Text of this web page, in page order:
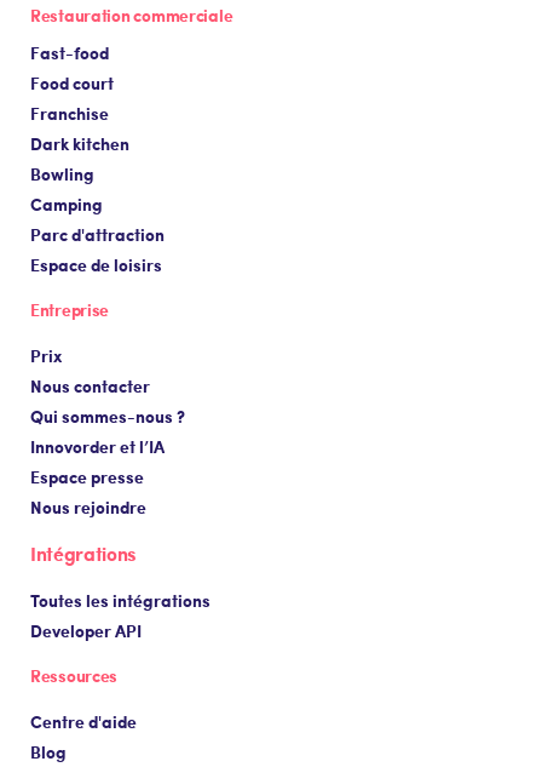
Restauration commerciale
Fast-food
Food court
Franchise
Dark kitchen
Bowling
Camping
Parc d'attraction
Espace de loisirs
Entreprise
Prix
Nous contacter
Qui sommes-nous ?
Innovorder et l’IA
Espace presse
Nous rejoindre
Intégrations
Toutes les intégrations
Developer API
Ressources
Centre d'aide
Blog